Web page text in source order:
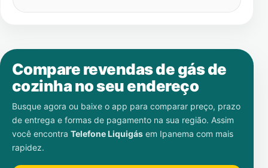
Compare revendas de gás de
cozinha no seu endereço
Busque agora ou baixe o app para comparar preço, prazo
de entrega e formas de pagamento na sua região. Assim
você encontra Telefone Liquigás em Ipanema com mais
rapidez.